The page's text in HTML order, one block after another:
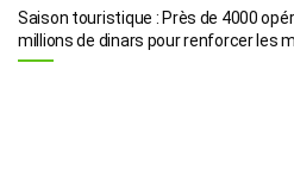
Saison touristique : Près de 4000
millions de dinars pour renforcer les